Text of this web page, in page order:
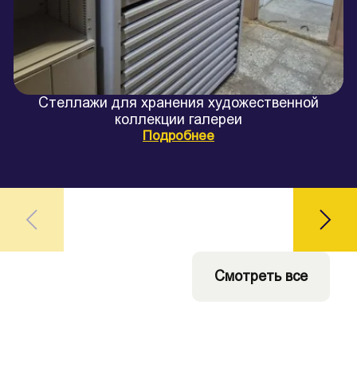
Стеллажи для хранения художественной
коллекции галереи
Подробнее
Смотреть все